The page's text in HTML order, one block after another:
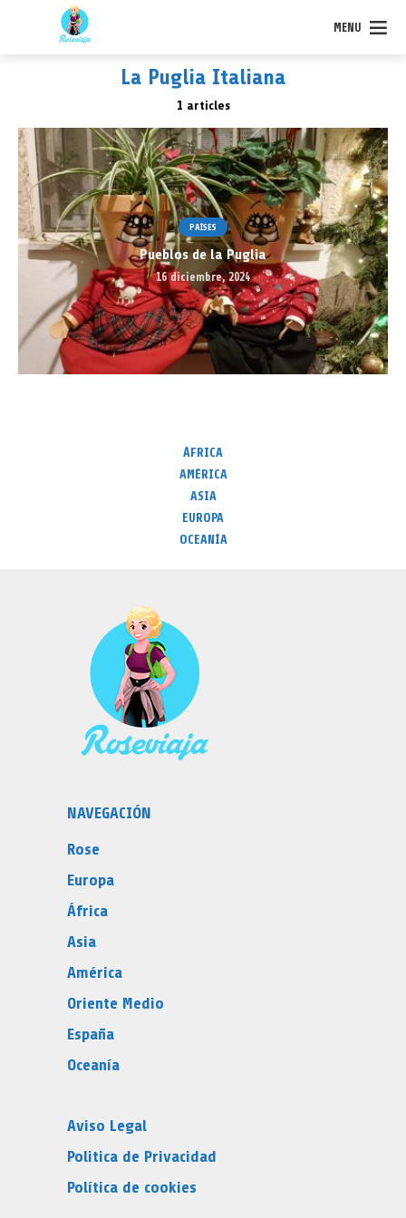
MENU
La Puglia Italiana
1 articles
PAÍSES
Pueblos de la Puglia
16 diciembre, 2024
ÁFRICA
AMÉRICA
ASIA
EUROPA
OCEANÍA
NAVEGACIÓN
Rose
Europa
África
Asia
América
Oriente Medio
España
Oceanía
Aviso Legal
Politica de Privacidad
Política de cookies